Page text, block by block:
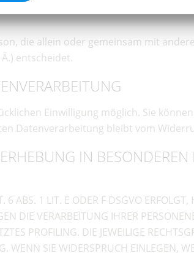
die allein oder gemeinsam mit
entscheidet.
Einwilligung möglich. Sie
Datenverarbeitung bleibt vom
IN
ABS. 1 LIT. E ODER F DSGVO ERFOLGT,
DIE VERARBEITUNG IHRER
PROFILING. DIE JEWEILIGE
WENN SIE WIDERSPRUCH EINLEGEN,